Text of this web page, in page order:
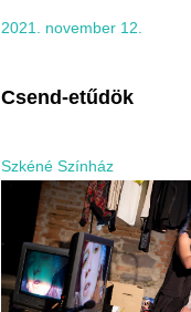
2021. november 12.
Csend-etűdök
Szkéné Színház